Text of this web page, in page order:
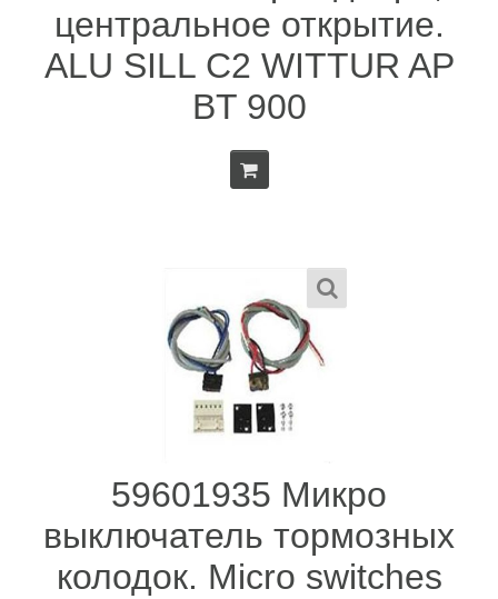
центральное открытие.
ALU SILL C2 WITTUR AP
BT 900
59601935 Микро
выключатель тормозных
колодок. Micro switches